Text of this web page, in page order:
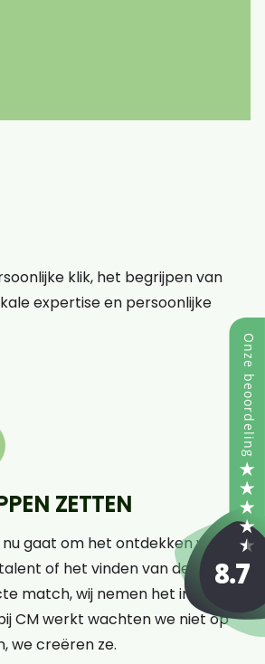
klik, het begrijpen van
expertise en persoonlijke
ZETTEN
gaat om het ontdekken van
of het vinden van de
match, wij nemen het initiatief.
CM werkt wachten we niet op
we creëren ze.